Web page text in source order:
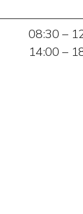
08:30 –
14:00 –